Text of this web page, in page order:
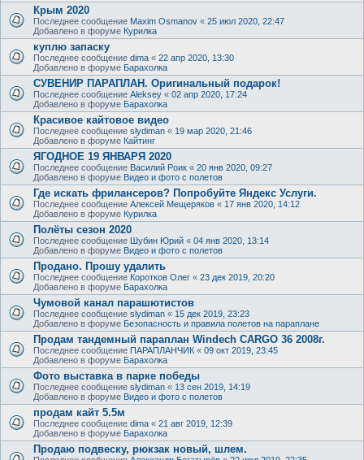
Крым 2020
Последнее сообщение Maxim Osmanov « 25 июл 2020, 22:47
Добавлено в форуме Курилка
куплю запаску
Последнее сообщение dima « 22 апр 2020, 13:30
Добавлено в форуме Барахолка
СУВЕНИР ПАРАПЛАН. Оригинальный подарок!
Последнее сообщение Aleksey « 02 апр 2020, 17:24
Добавлено в форуме Барахолка
Красивое кайтовое видео
Последнее сообщение slydiman « 19 мар 2020, 21:46
Добавлено в форуме Кайтинг
ЯГОДНОЕ 19 ЯНВАРЯ 2020
Последнее сообщение Василий Роик « 20 янв 2020, 09:27
Добавлено в форуме Видео и фото с полетов
Где искать фрилансеров? Попробуйте Яндекс Услуги.
Последнее сообщение Алексей Мещеряков « 17 янв 2020, 14:12
Добавлено в форуме Курилка
Полёты сезон 2020
Последнее сообщение Шубин Юрий « 04 янв 2020, 13:14
Добавлено в форуме Видео и фото с полетов
Продано. Прошу удалить
Последнее сообщение Коротков Олег « 23 дек 2019, 20:20
Добавлено в форуме Барахолка
Чумовой канал парашютистов
Последнее сообщение slydiman « 15 дек 2019, 23:23
Добавлено в форуме Безопасность и правила полетов на параплане
Продам тандемный параплан Windech CARGO 36 2008г.
Последнее сообщение ПАРАПЛАНЧИК « 09 окт 2019, 23:45
Добавлено в форуме Барахолка
Фото выставка в парке победы
Последнее сообщение slydiman « 13 сен 2019, 14:19
Добавлено в форуме Видео и фото с полетов
продам кайт 5.5м
Последнее сообщение dima « 21 авг 2019, 12:39
Добавлено в форуме Барахолка
Продаю подвеску, рюкзак новый, шлем.